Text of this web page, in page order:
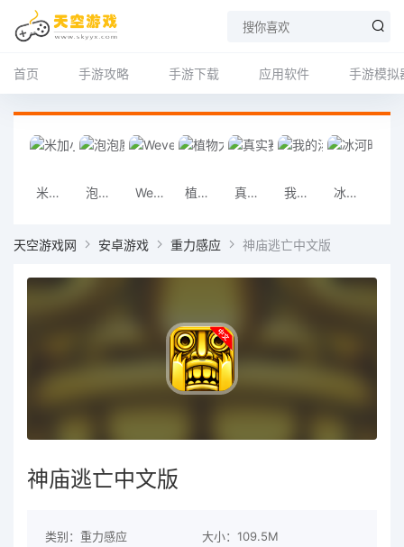
首页 手游攻略 手游下载 应用软件 手游模拟
米加小镇印刷厂最新版 泡泡魔女传奇3中文版 Weverse官方正版 植物大战僵西游手机版 真实赛车2安卓版 我的汤姆猫2安卓版 冰河时代生存大亨安卓版
天空游戏网 安卓游戏 重力感应 神庙逃亡中文版
神庙逃亡中文版
类别：重力感应 大小：109.5M